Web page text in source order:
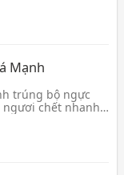
Mạnh
trúng bộ ngực
chết nhanh,
Sư